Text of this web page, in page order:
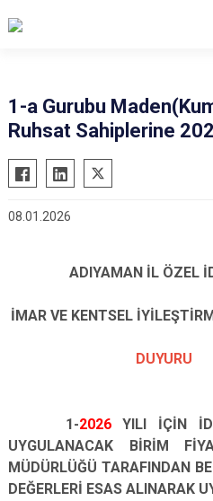
1-a Gurubu
Ruhsat Sahiplerine
08.01.2026
ADIYAMAN İL ÖZEL
İMAR VE KENTSEL
DUYURU
1-2026YILI İÇİN
UYGULANACAK BİRİM
MÜDÜRLÜĞÜ TARAFINDAN
DEĞERLERİ ESAS ALINARAK